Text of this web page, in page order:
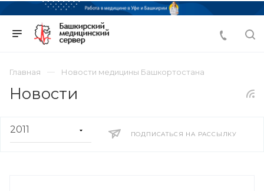
Главная Новости медицины Башкортостана
Новости
ПОДПИСАТЬСЯ НА РАССЫЛКУ